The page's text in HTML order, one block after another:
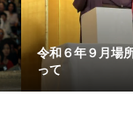
令和６年９月場
って